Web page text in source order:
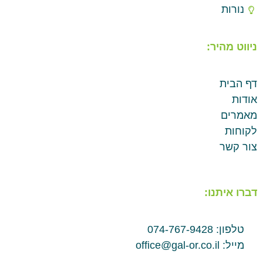
נורות
ניווט מהיר:
דף הבית
אודות
מאמרים
לקוחות
צור קשר
דברו איתנו:
טלפון: 074-767-9428
מייל: office@gal-or.co.il